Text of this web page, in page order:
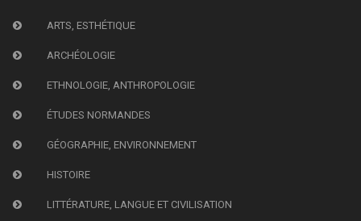
ARTS, ESTHÉTIQUE
ARCHÉOLOGIE
ETHNOLOGIE, ANTHROPOLOGIE
ÉTUDES NORMANDES
GÉOGRAPHIE, ENVIRONNEMENT
HISTOIRE
LITTÉRATURE, LANGUE ET CIVILISATION